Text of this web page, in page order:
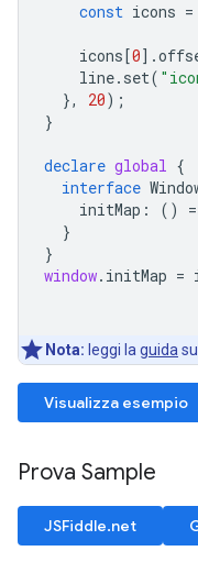
const icons =
icons [0].
line. set(
},
20);
}
declare global {
interface
initMap : () =
}
}
window. initMap =
Nota: leggi laguida
Visualizza esempio
Prova Sample
JSFiddle.net